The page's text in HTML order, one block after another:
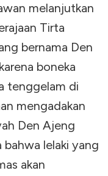
melanjutkan
Tirta
bernama Den
boneka
tenggelam di
mengadakan
Den Ajeng
bahwa lelaki yang
akan